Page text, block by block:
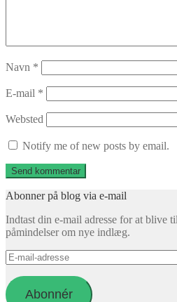
Navn *
E-mail *
Websted
Notify me of new posts by email.
Abonner på blog via e-mail
Indtast din e-mail adresse for at blive
påmindelser om nye indlæg.
E-
mail-
adresse
Abonnér